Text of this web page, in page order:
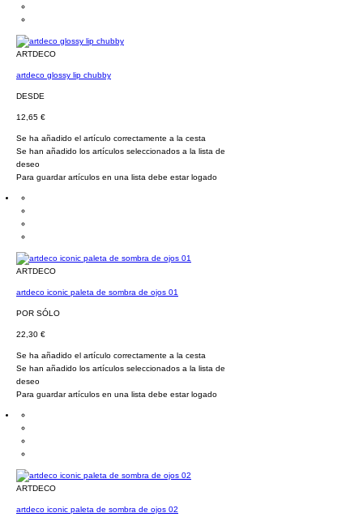
ARTDECO
artdeco glossy lip chubby
DESDE
12,65 €
Se ha añadido el artículo correctamente a la cesta
Se han añadido los artículos seleccionados a la lista de
deseo
Para guardar artículos en una lista debe estar logado
ARTDECO
artdeco iconic paleta de sombra de ojos 01
POR SÓLO
22,30 €
Se ha añadido el artículo correctamente a la cesta
Se han añadido los artículos seleccionados a la lista de
deseo
Para guardar artículos en una lista debe estar logado
ARTDECO
artdeco iconic paleta de sombra de ojos 02